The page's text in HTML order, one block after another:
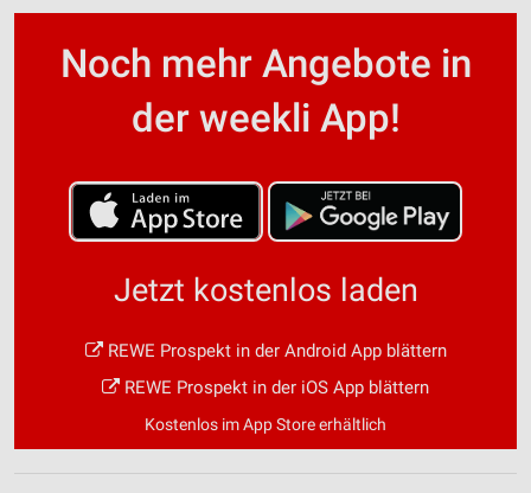
Noch mehr Angebote in
der weekli App!
Jetzt kostenlos laden
REWE Prospekt in der Android App blättern
REWE Prospekt in der iOS App blättern
Kostenlos im App Store erhältlich